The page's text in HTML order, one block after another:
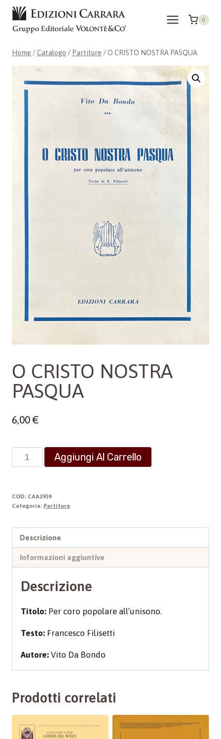
Salta
contenuto
0
Home /Catalogo / Partiture /O CRISTO NOSTRA PASQUA
O CRISTO NOSTRA
PASQUA
6,00€
CRISTO
PASQUA
quantità
Aggiungi Al Carrello
COD: CAA2939
Categoria: Partiture
Descrizione
Informazioni aggiuntive
Descrizione
Titolo: Per coro popolare all’unisono.
Testo: Francesco Filisetti
Autore: Vito Da Bondo
Prodotti correlati